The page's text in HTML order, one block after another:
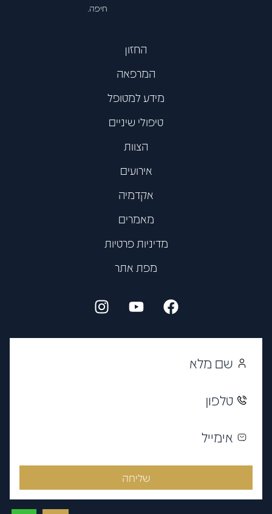
חיפה.
החזון
המרפאה
מידע למטופל
טיפולי שיניים
הצוות
אירועים
אקדמיה
מאמרים
מדיניות פרטיות
מפת אתר
שליחה